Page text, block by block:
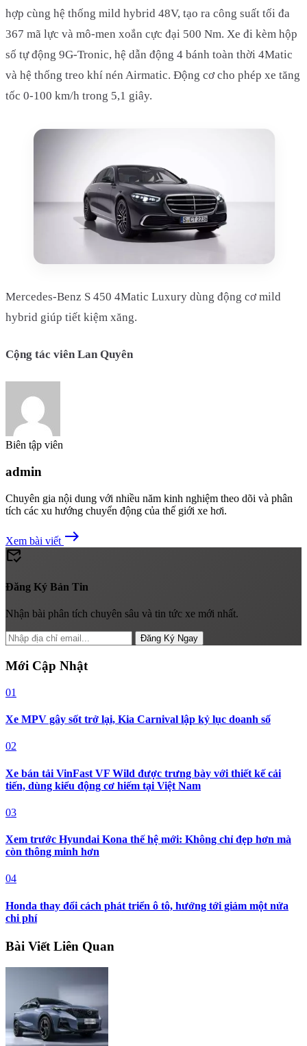
hợp cùng hệ thống mild hybrid 48V, tạo ra công suất tối đa
367 mã lực và mô-men xoắn cực đại 500 Nm. Xe đi kèm hộp
số tự động 9G-Tronic, hệ dẫn động 4 bánh toàn thời 4Matic
và hệ thống treo khí nén Airmatic. Động cơ cho phép xe tăng
tốc 0-100 km/h trong 5,1 giây.
Mercedes-Benz S 450 4Matic Luxury dùng động cơ mild
hybrid giúp tiết kiệm xăng.
Cộng tác viên Lan Quyên
Biên tập viên
admin
Chuyên gia nội dung với nhiều năm kinh nghiệm theo dõi và phân
tích các xu hướng chuyển động của thế giới xe hơi.
Xem bài viết east
mark_email_read
Đăng Ký Bản Tin
Nhận bài phân tích chuyên sâu và tin tức xe mới nhất.
Đăng Ký Ngay
Mới Cập Nhật
01
Xe MPV gây sốt trở lại, Kia Carnival lập kỷ lục doanh số
02
Xe bán tải VinFast VF Wild được trưng bày với thiết kế cải
tiến, dùng kiểu động cơ hiếm tại Việt Nam
03
Xem trước Hyundai Kona thế hệ mới: Không chỉ đẹp hơn mà
còn thông minh hơn
04
Honda thay đổi cách phát triển ô tô, hướng tới giảm một nửa
chi phí
Bài Viết Liên Quan